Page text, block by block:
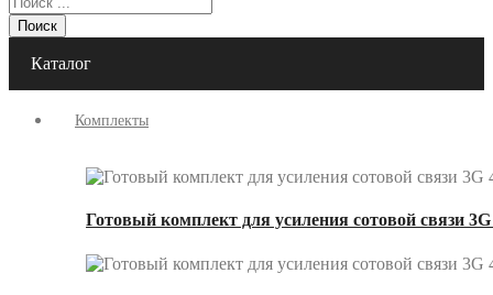
Поиск
Каталог
Комплекты
Готовый комплект для усиления сотовой связи